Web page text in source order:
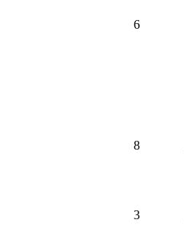
6
8
3